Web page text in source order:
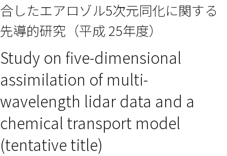
ドウで開きます）
ンドウで開きます）
ウインドウで開きます）
合したエアロゾル5次元同化に関する
先導的研究（平成 25年度）
Study on five-dimensional
assimilation of multi-
wavelength lidar data and a
chemical transport model
(tentative title)